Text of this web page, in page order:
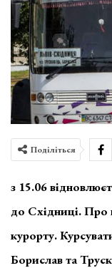
Поділіться
з 15.06
до Східниці. Про
курорту.
Борислав та